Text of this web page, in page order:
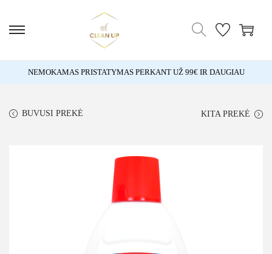
NEMOKAMAS PRISTATYMAS PERKANT UŽ 99€ IR DAUGIAU
BUVUSI PREKĖ KITA PREKĖ